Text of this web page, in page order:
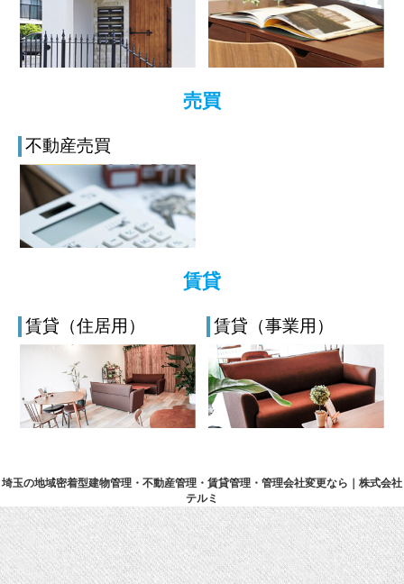
売買
不動産売買
賃貸
賃貸（住居用） 賃貸（事業用）
埼玉の地域密着型建物管理・不動産管理・賃貸管理・管理会社変更なら｜株式会社
テルミ